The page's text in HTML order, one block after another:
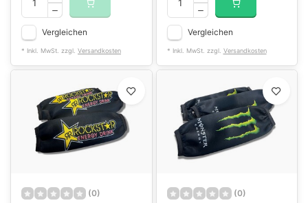
Vergleichen
* Inkl. MwSt. zzgl. Versandkosten
Vergleichen
* Inkl. MwSt. zzgl. Versandkosten
(0) (0)